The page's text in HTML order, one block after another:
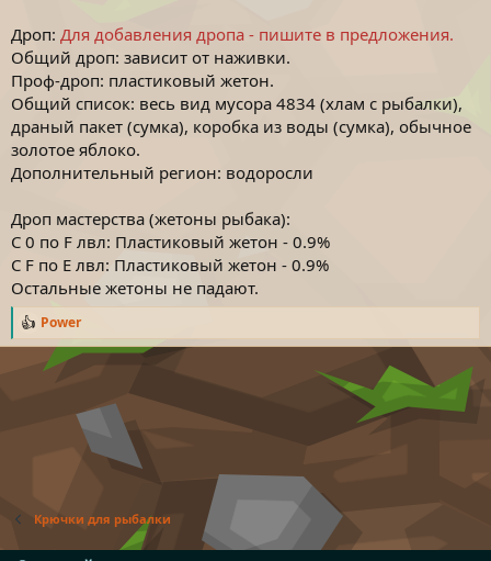
Дроп: Для добавления дропа - пишите в предложения.
Общий дроп: зависит от наживки.
Проф-дроп: пластиковый жетон.
Общий список: весь вид мусора 4834 (хлам с рыбалки),
драный пакет (сумка), коробка из воды (сумка), обычное
золотое яблоко.
Дополнительный регион: водоросли
Дроп мастерства (жетоны рыбака):
С 0 по F лвл: Пластиковый жетон - 0.9%
С F по E лвл: Пластиковый жетон - 0.9%
Остальные жетоны не падают.
Р
е
Power
Крючки для рыбалки